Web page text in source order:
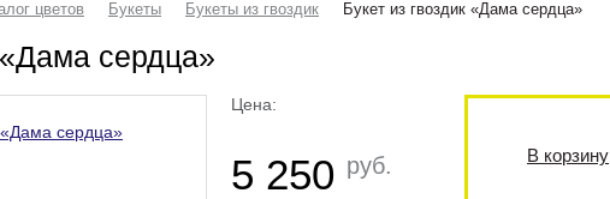
цветов Букеты Букеты из гвоздик Букет из гвоздик «Дама сердца»
«Дама сердца»
Цена:
5 250 руб. В корзину